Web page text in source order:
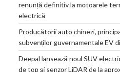
renunță definitiv la motoarele
electrică
Producătorii auto chinezi,
subvenților guvernamentale EV
Deepal lansează noul SUV
de top și senzor LiDAR de la